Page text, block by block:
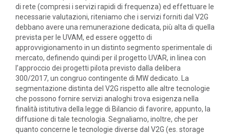
di rete (compresi i servizi rapidi di frequenza) ed effettuare le
necessarie valutazioni, riteniamo che i servizi forniti dal V2G
debbano avere una remunerazione dedicata, più alta di quella
prevista per le UVAM, ed essere oggetto di
approvvigionamento in un distinto segmento sperimentale di
mercato, definendo quindi per il progetto UVAR, in linea con
l’approccio dei progetti pilota previsto dalla delibera
300/2017, un congruo contingente di MW dedicato. La
segmentazione distinta del V2G rispetto alle altre tecnologie
che possono fornire servizi analoghi trova esigenza nella
finalità istitutiva della legge di Bilancio di favorire, appunto, la
diffusione di tale tecnologia. Segnaliamo, inoltre, che per
quanto concerne le tecnologie diverse dal V2G (es. storage